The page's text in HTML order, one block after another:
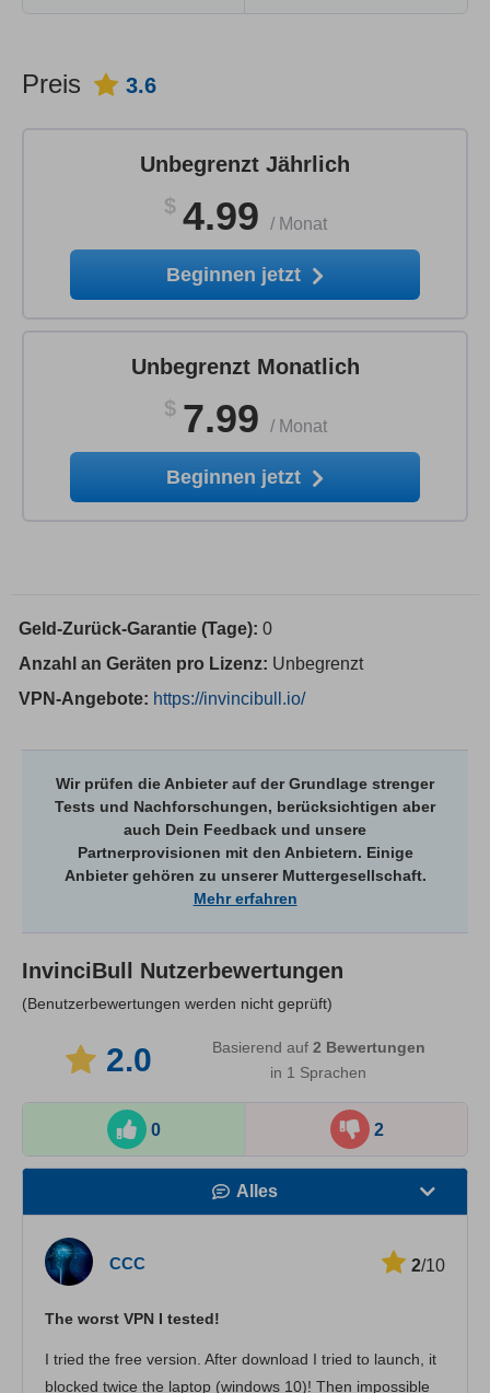
Preis 3.6
Unbegrenzt Jährlich
$ 4.99 / Monat
Beginnen jetzt
Unbegrenzt Monatlich
$ 7.99 / Monat
Beginnen jetzt
Geld-Zurück-Garantie (Tage): 0
Anzahl an Geräten pro Lizenz: Unbegrenzt
VPN-Angebote: https://invincibull.io/
Wir prüfen die Anbieter auf der Grundlage strenger
Tests und Nachforschungen, berücksichtigen aber
auch Dein Feedback und unsere
Partnerprovisionen mit den Anbietern. Einige
Anbieter gehören zu unserer Muttergesellschaft.
Mehr erfahren
InvinciBull Nutzerbewertungen
(Benutzerbewertungen werden nicht geprüft)
2.0 Basierend auf 2 Bewertungen
in 1 Sprachen
0 2
Alles
Kundenservice
CCC 2/10
The worst VPN I tested!
I tried the free version. After download I tried to launch, it
blocked twice the laptop (windows 10)! Then impossible